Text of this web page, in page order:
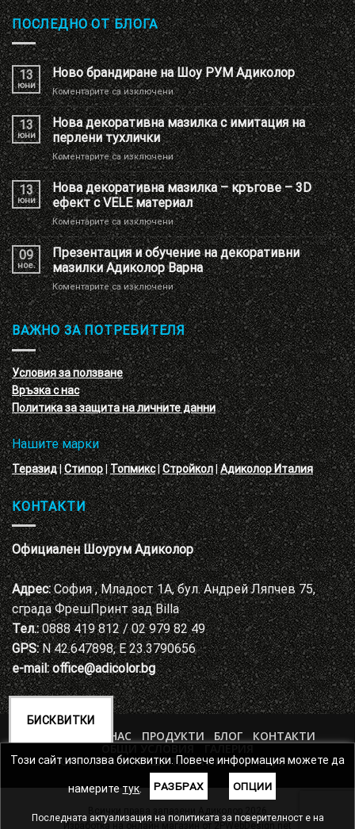
ПОСЛЕДНО ОТ БЛОГА
13
юни
Ново брандиране на Шоу РУМ Адиколор
Коментарите са изключениза
Ново
брандиране
на
Шоу
РУМ
Адиколор
13
юни
Нова декоративна мазилка с имитация на
перлени тухлички
Коментарите са изключениза
Нова
декоративна
мазилка
с
имитация
на
перлени
тухлички
13
юни
Нова декоративна мазилка – кръгове – 3D
ефект с VELE материал
Коментарите са изключениза
Нова
декоративна
мазилка
–
кръгове
–
3D
ефект
с
VELE
материал
09
ное.
Презентация и обучение на декоративни
мазилки Адиколор Варна
Коментарите са изключениза
Презентация
и
обучение
на
декоративни
мазилки
Адиколор
Варна
ВАЖНО ЗА ПОТРЕБИТЕЛЯ
Условия за ползване
Връзка с нас
Политика за защита на личните данни
Нашите марки
Теразид|Стипор|Топмикс|Стройкол|Адиколор Италия
КОНТАКТИ
Официален Шоурум Адиколор
Адрес:София , Младост 1А, бул. Андрей Ляпчев 75,
сграда ФрешПринт зад Billa
Тел.:0888 419 812 / 02 979 82 49
GPS:N 42.647898, E 23.3790656
e-mail: office@adicolor.bg
ЗА НАС ПРОДУКТИ БЛОГ
КОНТАКТИ
ПОЛИТИКА ЗА ЗАЩИТА НА ЛИЧНИТЕ ДАННИ
Изработка на онлайн магазин от
2PWebDesign.net
БИСКВИТКИ
Този сайт използва бисквитки. Повече информация можете да
намерите тук. РАЗБРАХ ОПЦИИ
Последната актуализация на политиката за поверителност е на